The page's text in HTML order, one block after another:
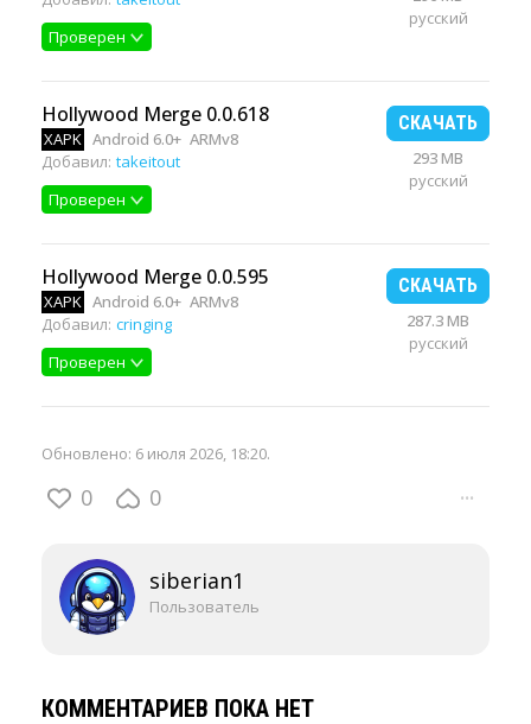
Проверен
русский
Hollywood Merge 0.0.618
XAPK Android 6.0+ ARMv8
Добавил: takeitout
Проверен
СКАЧАТЬ
293 MB
русский
Hollywood Merge 0.0.595
XAPK Android 6.0+ ARMv8
Добавил: cringing
Проверен
СКАЧАТЬ
287.3 MB
русский
Обновлено: 6 июля 2026, 18:20.
0 0 ···
siberian1
Пользователь
КОММЕНТАРИЕВ ПОКА НЕТ